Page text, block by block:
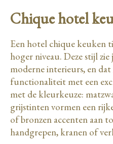
Chique hotel
Een hotel chique keuken
hoger niveau. Deze stijl
moderne interieurs, en
functionaliteit met een
met de kleurkeuze:
grijstinten vormen een
of bronzen accenten aan
handgrepen, kranen of